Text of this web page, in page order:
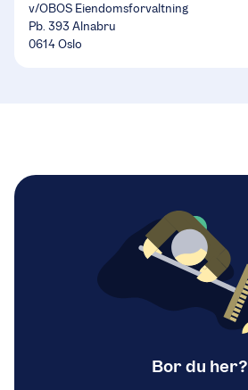
v/OBOS Eiendomsforvaltning
Pb. 393 Alnabru
0614 Oslo
Bor du her?